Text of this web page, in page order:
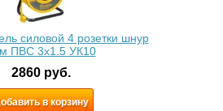
силовой 4 розетки шнур
ПВС 3x1.5 УК10
2860 руб.
в корзину